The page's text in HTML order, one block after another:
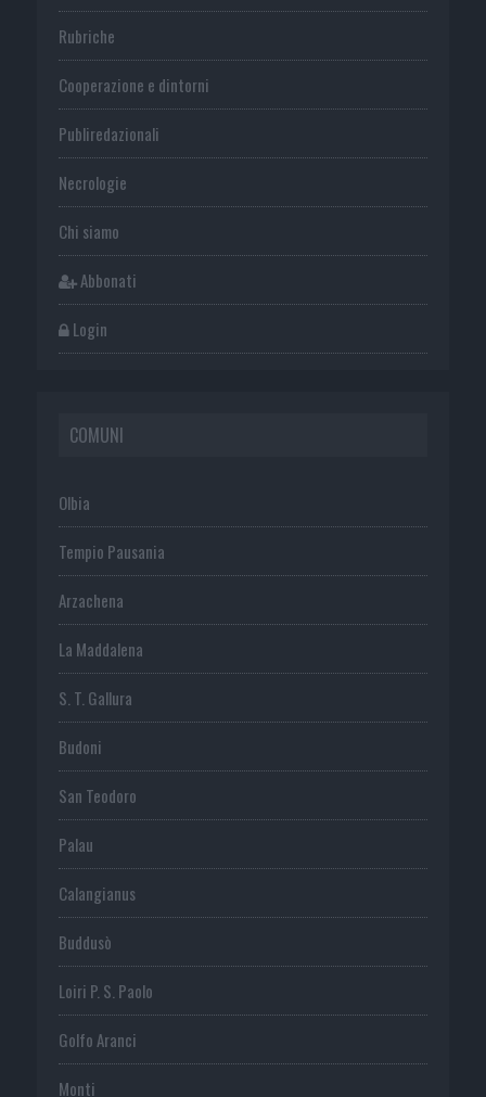
Rubriche
Cooperazione e dintorni
Publiredazionali
Necrologie
Chi siamo
Abbonati
Login
COMUNI
Olbia
Tempio Pausania
Arzachena
La Maddalena
S. T. Gallura
Budoni
San Teodoro
Palau
Calangianus
Buddusò
Loiri P. S. Paolo
Golfo Aranci
Monti